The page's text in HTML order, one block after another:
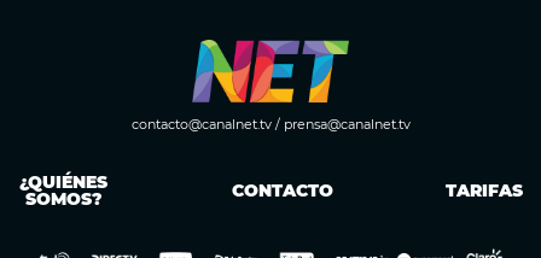
contacto@canalnet.tv/ prensa@canalnet.tv
¿QUIÉNES
SOMOS? CONTACTO TARIFAS